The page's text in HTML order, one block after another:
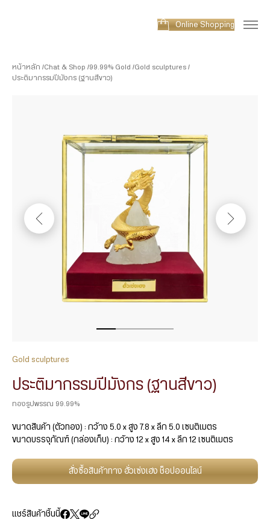
Online Shopping
หน้าหลัก Chat & Shop 99.99% Gold
Gold sculptures
ประติมากรรมปีมังกร (ฐานสีขาว)
Gold sculptures
ประติมากรรมปีมังกร (ฐานสีขาว)
ทองรูปพรรณ 99.99%
ขนาดสินค้า (ตัวทอง) : กว้าง 5.0 x สูง 7.8 x ลึก 5.0 เซนติเมตร
ขนาดบรรจุภัณฑ์ (กล่องเก็บ) : กว้าง 12 x สูง 14 x ลึก 12 เซนติเมตร
สั่งซื้อสินค้าทาง ฮั่วเซ่งเฮง ช็อปออนไลน์
แชร์สินค้าชิ้นนี้